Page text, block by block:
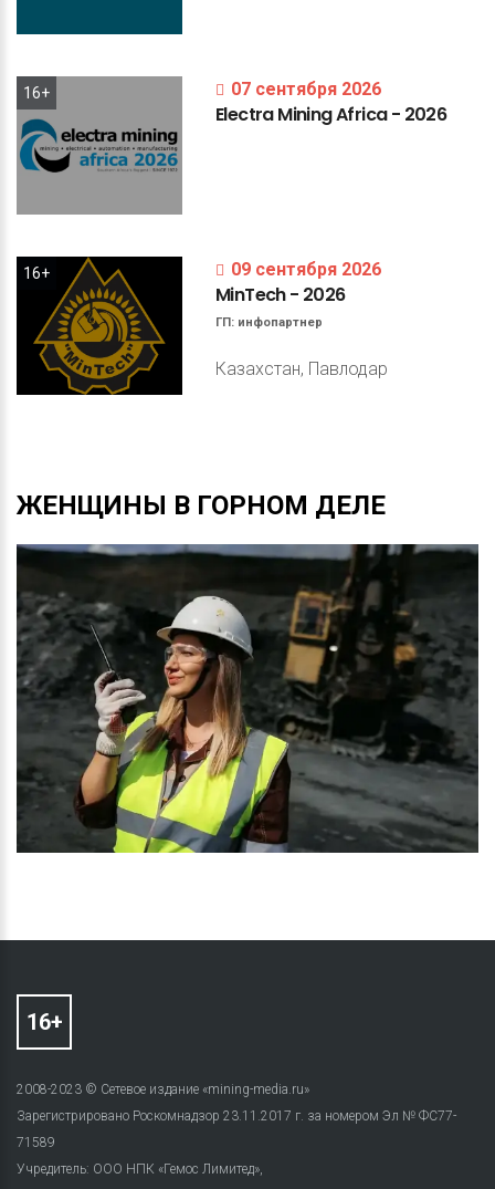
16+ 07 сентября 2026
ElectraMiningAfrica- 2026
16+ 09 сентября 2026
MinTech- 2026
ГП: инфопартнер
Казахстан, Павлодар
ЖЕНЩИНЫ В ГОРНОМ ДЕЛЕ
2008-2023 © Сетевое издание «mining-media.ru»
Зарегистрировано Роскомнадзор 23.11.2017 г. за номером Эл № ФС77-
71589
Учредитель: ООО НПК «Гемос Лимитед»,